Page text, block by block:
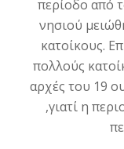
περίοδο από
νησιού
κατοίκους.
πολλούς
αρχές του 19
,γιατί η